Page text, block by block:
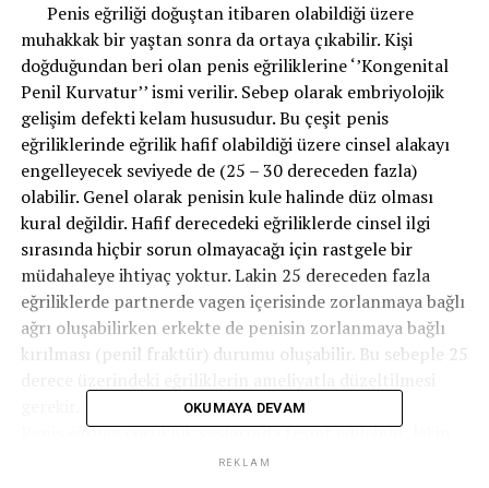
Penis eğriliği doğuştan itibaren olabildiği üzere
muhakkak bir yaştan sonra da ortaya çıkabilir. Kişi
doğduğundan beri olan penis eğriliklerine ‘’Kongenital
Penil Kurvatur’’ ismi verilir. Sebep olarak embriyolojik
gelişim defekti kelam hususudur. Bu çeşit penis
eğriliklerinde eğrilik hafif olabildiği üzere cinsel alakayı
engelleyecek seviyede de (25 – 30 dereceden fazla)
olabilir. Genel olarak penisin kule halinde düz olması
kural değildir. Hafif derecedeki eğriliklerde cinsel ilgi
sırasında hiçbir sorun olmayacağı için rastgele bir
müdahaleye ihtiyaç yoktur. Lakin 25 dereceden fazla
eğriliklerde partnerde vagen içerisinde zorlanmaya bağlı
ağrı oluşabilirken erkekte de penisin zorlanmaya bağlı
kırılması (penil fraktür) durumu oluşabilir. Bu sebeple 25
Penis eğriliği çocukluk yaşlarında tespit edilebilir, lakin
cerrahi müdahalenin genç erişkin periyotta yapılması
OKUMAYA DEVAM
REKLAM